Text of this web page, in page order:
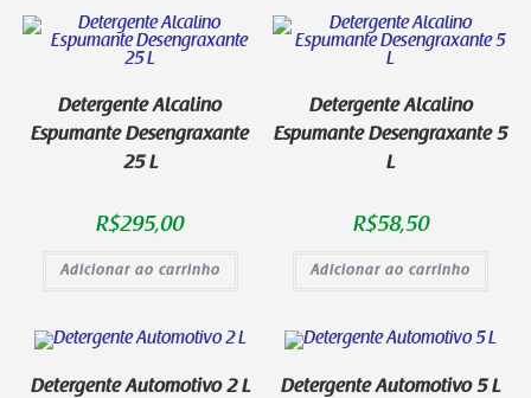
Detergente Alcalino
Espumante Desengraxante
25 L
R$295,00
Adicionar ao carrinho
Detergente Alcalino
Espumante Desengraxante 5
L
R$58,50
Adicionar ao carrinho
Detergente Automotivo 2 L Detergente Automotivo 5 L